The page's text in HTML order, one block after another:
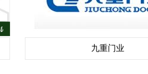
九重门业